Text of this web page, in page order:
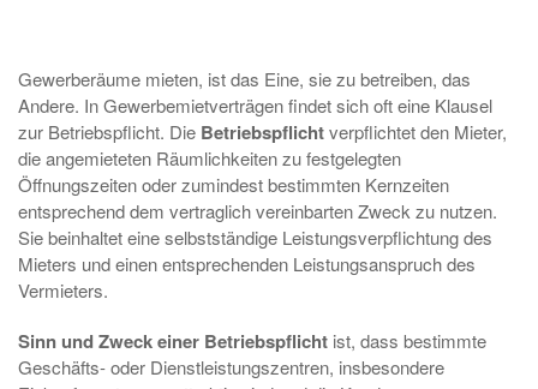
Gewerberäume mieten, ist das Eine, sie zu betreiben, das
Andere. In Gewerbemietverträgen findet sich oft eine Klausel
zur Betriebspflicht. Die Betriebspflichtverpflichtet den Mieter,
die angemieteten Räumlichkeiten zu festgelegten
Öffnungszeiten oder zumindest bestimmten Kernzeiten
entsprechend dem vertraglich vereinbarten Zweck zu nutzen.
Sie beinhaltet eine selbstständige Leistungsverpflichtung des
Mieters und einen entsprechenden Leistungsanspruch des
Vermieters.
Sinn und Zweck einer Betriebspflicht ist, dass bestimmte
Geschäfts- oder Dienstleistungszentren, insbesondere